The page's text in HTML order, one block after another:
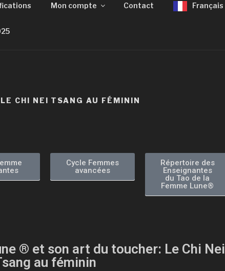
Mon compte Contact Français
CHI NEI TSANG AU FÉMININ
Cycle Femmes
avancées
Répertoire des
Enseignantes
du Tao de la
Femme Lune®​
®​​ et son art du toucher: Le Chi Nei
au féminin